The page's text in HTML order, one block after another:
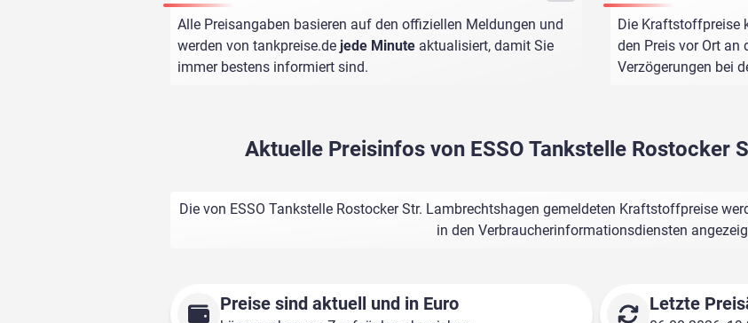
Alle Preisangaben basieren auf den offiziellen Meldungen und
werden von tankpreise.de jede Minute aktualisiert, damit Sie
immer bestens informiert sind.
Die Kraftstoffpreise
den Preis vor Ort an
Verzögerungen bei
Aktuelle Preisinfos von ESSO Tankstelle Rostocker
Die von ESSO Tankstelle Rostocker Str. Lambrechtshagen gemeldeten Kraftstoffpreise
in den Verbraucherinformationsdiensten
Preise sind aktuell und in Euro Letzte